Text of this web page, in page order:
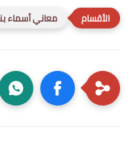
معاني أسماء